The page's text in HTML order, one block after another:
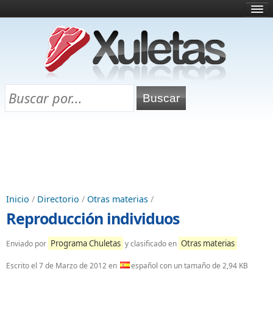
¿Qué es esto?
Directorio
Chuletas para exámenes
Inicio / Directorio / Otras materias /
Reproducción individuos
Enviado por Programa Chuletas y clasificado en Otras materias
Escrito el 7 de Marzo de 2012en español con un tamaño de 2,94 KB